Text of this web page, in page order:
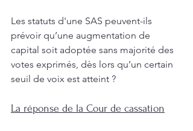
Les statuts d'une SAS peuvent-ils
prévoir qu’une augmentation de
capital soit adoptée sans majorité des
votes exprimés, dès lors qu’un certain
seuil de voix est atteint ?
La réponse de la Cour de cassation